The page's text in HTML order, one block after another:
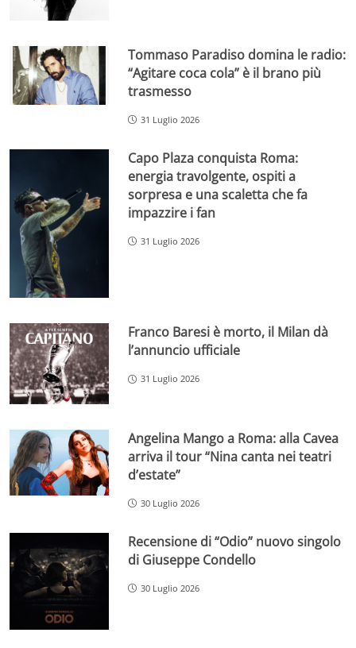
Tommaso Paradiso domina le radio:
“Agitare coca cola” è il brano più
trasmesso
31 Luglio 2026
Capo Plaza conquista Roma:
energia travolgente, ospiti a
sorpresa e una scaletta che fa
impazzire i fan
31 Luglio 2026
Franco Baresi è morto, il Milan dà
l’annuncio ufficiale
31 Luglio 2026
Angelina Mango a Roma: alla Cavea
arriva il tour “Nina canta nei teatri
d’estate”
30 Luglio 2026
Recensione di “Odio” nuovo singolo
di Giuseppe Condello
30 Luglio 2026